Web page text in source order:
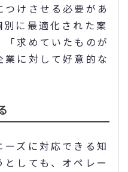
けさせる必要があ
に最適化された案
求めていたものが
に対して好意的な
ズに対応できる知
しても、オペレー